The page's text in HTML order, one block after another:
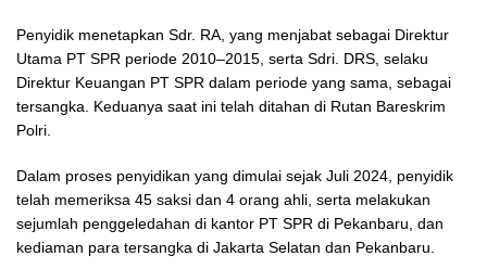
Penyidik menetapkan Sdr. RA, yang menjabat sebagai Direktur
Utama PT SPR periode 2010–2015, serta Sdri. DRS, selaku
Direktur Keuangan PT SPR dalam periode yang sama, sebagai
tersangka. Keduanya saat ini telah ditahan di Rutan Bareskrim
Polri.
Dalam proses penyidikan yang dimulai sejak Juli 2024, penyidik
telah memeriksa 45 saksi dan 4 orang ahli, serta melakukan
sejumlah penggeledahan di kantor PT SPR di Pekanbaru, dan
kediaman para tersangka di Jakarta Selatan dan Pekanbaru.